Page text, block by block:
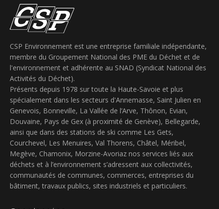
CSP Environnement est une entreprise familiale indépendante,
membre du Groupement National des PME du Déchet et de
l'environnement et adhérente au SNAD (Syndicat National des
Activités du Déchet).
Présents depuis 1978 sur toute la Haute-Savoie et plus
spécialement dans les secteurs d'Annemasse, Saint Julien en
Genevois, Bonneville, La Vallée de l’Arve, Thônon, Evian,
Douvaine, Pays de Gex (à proximité de Genève), Bellegarde,
ainsi que dans des stations de ski comme Les Gets,
Courchevel, Les Menuires, Val Thorens, Châtel, Méribel,
Megève, Chamonix, Morzine-Avoriaz nos services liés aux
déchets et à l’environnement s’adressent aux collectivités,
communautés de communes, commerces, entreprises du
bâtiment, travaux publics, sites industriels et particuliers.